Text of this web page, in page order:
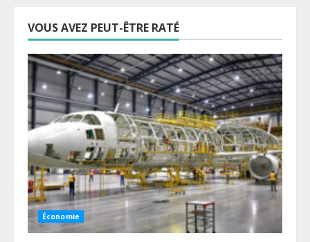
VOUS AVEZ PEUT-ÊTRE RATÉ
Économie